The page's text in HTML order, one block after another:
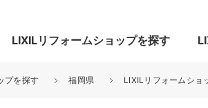
LIXILリフォームショップを探す
プを探す 福岡県 LIXILリフォームショ